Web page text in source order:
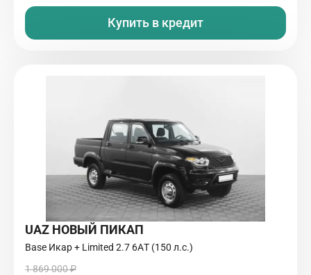
Купить в кредит
UAZ НОВЫЙ ПИКАП
Base Икар + Limited 2.7 6AТ (150 л.с.)
1 869 000 ₽